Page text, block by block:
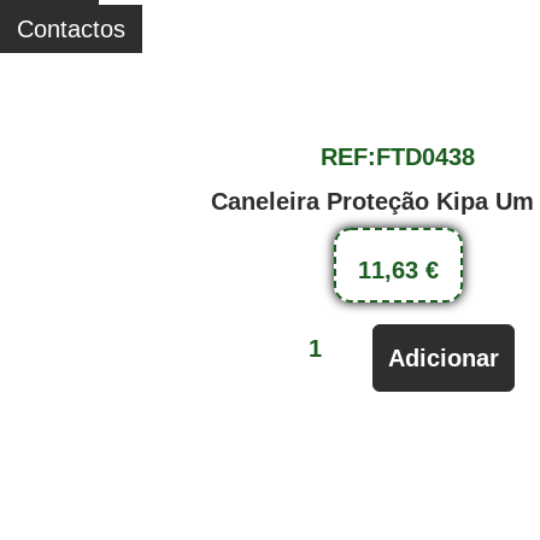
Contactos
REF:FTD0438
Caneleira Proteção Kipa Um
11,63 €
Adicionar